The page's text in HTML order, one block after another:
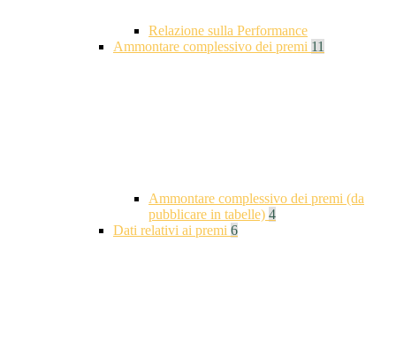
Relazione sulla Performance
Ammontare complessivo dei premi 11
Ammontare complessivo dei premi (da
pubblicare in tabelle) 4
Dati relativi ai premi 6